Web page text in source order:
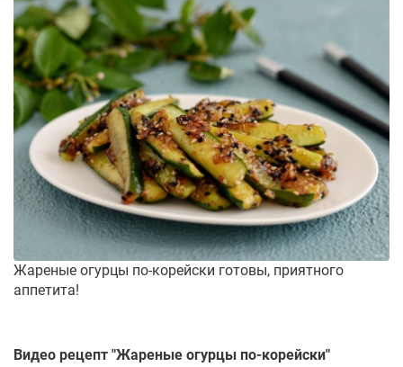
Жареные огурцы по-корейски готовы, приятного
аппетита!
Видео рецепт "Жареные огурцы по-корейски"